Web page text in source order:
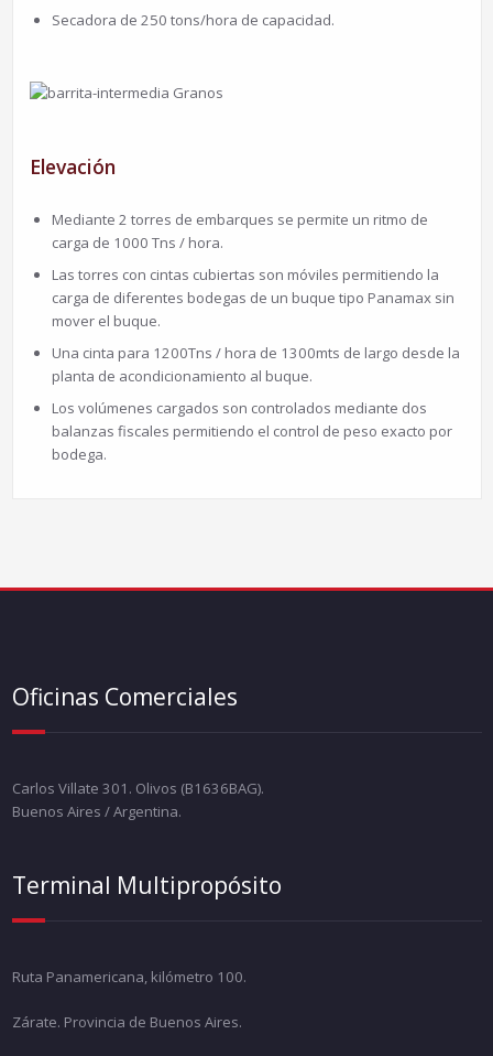
Secadora de 250 tons/hora de capacidad.
Elevación
Mediante 2 torres de embarques se permite un ritmo de
carga de 1000 Tns / hora.
Las torres con cintas cubiertas son móviles permitiendo la
carga de diferentes bodegas de un buque tipo Panamax sin
mover el buque.
Una cinta para 1200Tns / hora de 1300mts de largo desde la
planta de acondicionamiento al buque.
Los volúmenes cargados son controlados mediante dos
balanzas fiscales permitiendo el control de peso exacto por
bodega.
Oficinas Comerciales
Carlos Villate 301. Olivos (B1636BAG).
Buenos Aires / Argentina.
Terminal Multipropósito
Ruta Panamericana, kilómetro 100.
Zárate. Provincia de Buenos Aires.